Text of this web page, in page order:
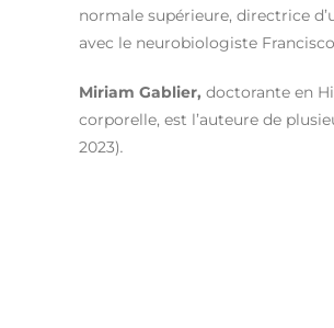
normale supérieure, directrice
avec le neurobiologiste
Miriam Gablier, doctorante en
corporelle, est l’auteure de
2023).